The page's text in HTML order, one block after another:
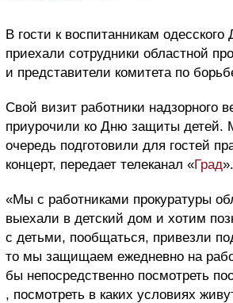
В гости к воспитанникам
приехали сотрудники областной
и представители комитета по
Свой визит работники надзорного
приурочили ко Дню защиты
очередь подготовили для гостей
концерт, передает телеканал «Град».
«Мы с работниками прокуратуры
выехали в детский дом и хотим
с детьми, пообщаться, привезли
то мы защищаем ежедневно на
бы непосредственно посмотреть
, посмотреть в каких условиях